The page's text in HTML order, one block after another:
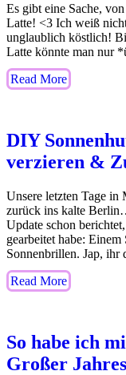
Es gibt eine Sache,
Latte! <3 Ich weiß
unglaublich köstlich!
Latte könnte man nur
Read More
DIY
verzieren &
Unsere letzten Tage in
zurück ins kalte
Update schon
gearbeitet habe:
Sonnenbrillen. Jap,
Read More
So habe ich
Großer